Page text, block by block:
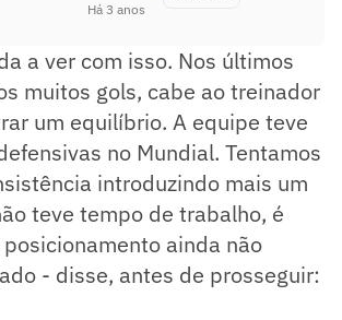
Há 3 anos
a ver com isso. Nos últimos
muitos gols, cabe ao treinador
um equilíbrio. A equipe teve
no Mundial. Tentamos
introduzindo mais um
teve tempo de trabalho, é
ainda não
- disse, antes de prosseguir: